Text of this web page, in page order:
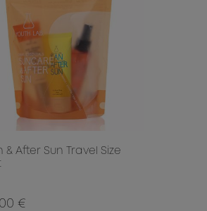
& After Sun Travel Size
€